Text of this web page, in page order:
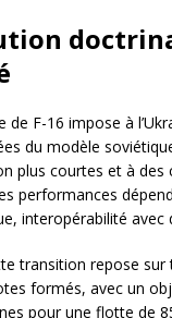
de F-16 impose à
du modèle
plus courtes et à
performances
interopérabilité avec
transition repose
formés, avec un
pour une flotte de